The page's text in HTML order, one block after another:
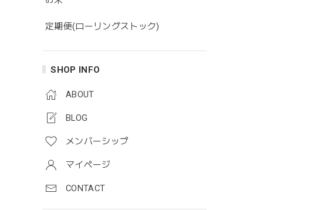
定期便(ローリングストック)
SHOP INFO
ABOUT
BLOG
メンバーシップ
マイページ
CONTACT